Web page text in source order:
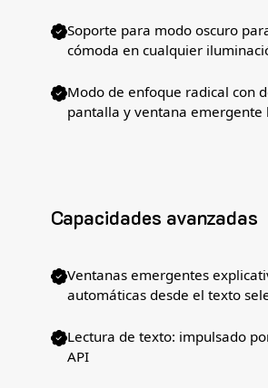
Soporte para modo oscuro
cómoda en cualquier
Modo de enfoque radical con
pantalla y ventana emergente
Capacidades avanzadas
Ventanas emergentes
automáticas desde el texto
Lectura de texto: impulsado
API